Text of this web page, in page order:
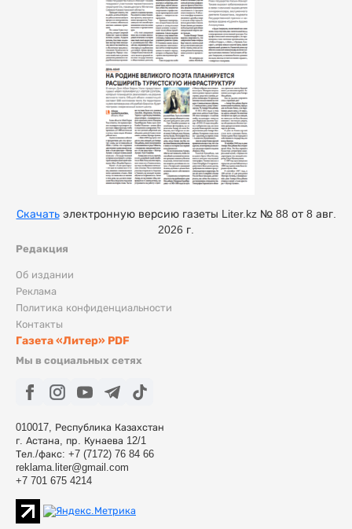
Редакция
Об издании
Реклама
Политика конфиденциальности
Контакты
Газета «Литер» PDF
Мы в социальных сетях
010017, Республика Казахстан
г. Астана, пр. Кунаева 12/1
Тел./факс: +7 (7172) 76 84 66
reklama.liter@gmail.com
+7 701 675 4214
Скачатьэлектронную версию газеты Liter.kz № 88 от 8 авг.
2026 г.